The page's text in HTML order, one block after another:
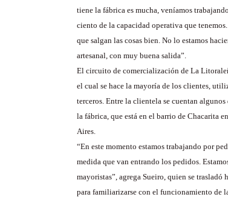
tiene la fábrica es mucha, veníamos
ciento de la capacidad operativa que
que salgan las cosas bien. No lo estamos
artesanal, con muy buena salida”.
El circuito de comercialización de La
el cual se hace la mayoría de los clientes,
terceros. Entre la clientela se cuentan
la fábrica, que está en el barrio de Chacarita
Aires.
“En este momento estamos trabajando por
medida que van entrando los pedidos.
mayoristas”, agrega Sueiro, quien se trasladó
para familiarizarse con el funcionamiento de